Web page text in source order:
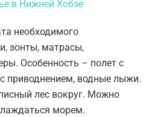
необходимого
зонты, матрасы,
Особенность – полет с
приводнением, водные лыжи.
лес вокруг. Можно
морем.